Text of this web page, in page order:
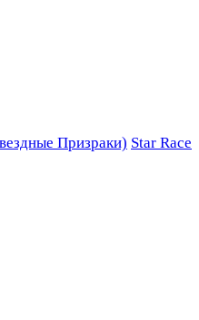
Призраки) Star Race